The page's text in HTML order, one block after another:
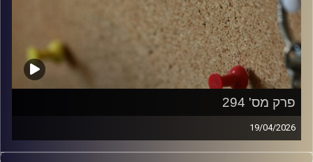
פרק מס' 294
19/04/2026
קלאסיקות רוק עם אורן הוף.